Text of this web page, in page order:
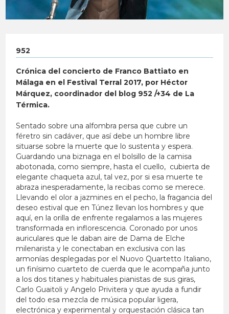
952
Crónica del concierto de Franco Battiato en
Málaga en el Festival Terral 2017, por Héctor
Márquez, coordinador del blog 952 /+34 de La
Térmica.
Sentado sobre una alfombra persa que cubre un
féretro sin cadáver, que así debe un hombre libre
situarse sobre la muerte que lo sustenta y espera.
Guardando una biznaga en el bolsillo de la camisa
abotonada, como siempre, hasta el cuello, cubierta de
elegante chaqueta azul, tal vez, por si esa muerte te
abraza inesperadamente, la recibas como se merece.
Llevando el olor a jazmines en el pecho, la fragancia del
deseo estival que en Túnez llevan los hombres y que
aquí, en la orilla de enfrente regalamos a las mujeres
transformada en inflorescencia. Coronado por unos
auriculares que le daban aire de Dama de Elche
milenarista y le conectaban en exclusiva con las
armonías desplegadas por el Nuovo Quartetto Italiano,
un finísimo cuarteto de cuerda que le acompaña junto
a los dos titanes y habituales pianistas de sus giras,
Carlo Guaitoli y Angelo Privitera y que ayuda a fundir
del todo esa mezcla de música popular ligera,
electrónica y experimental y orquestación clásica tan